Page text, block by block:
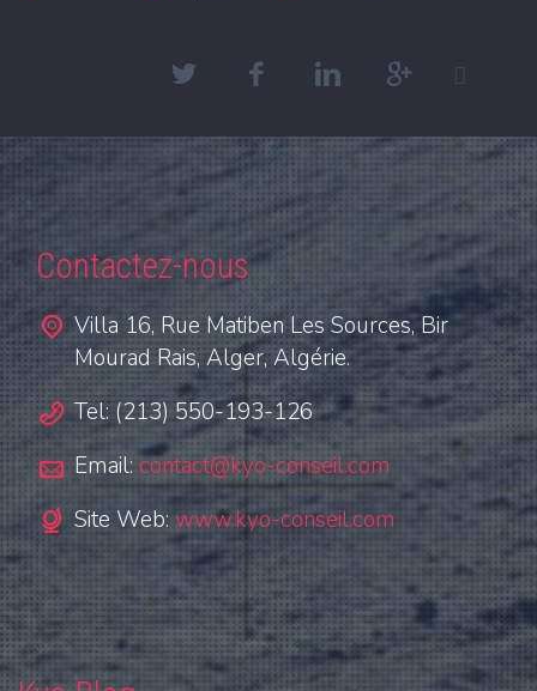
Contactez-nous
Villa 16, Rue Matiben Les Sources, Bir
Mourad Rais, Alger, Algérie.
Tel: (213) 550-193-126
Email: contact@kyo-conseil.com
Site Web:www.kyo-conseil.com